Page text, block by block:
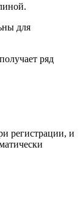
для
ряд
регистрации, и